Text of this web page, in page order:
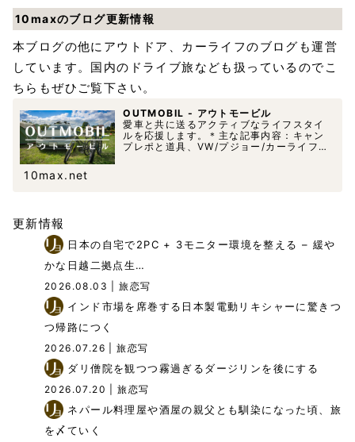
10maxのブログ更新情報
本ブログの他にアウトドア、カーライフのブログも運営
しています。国内のドライブ旅なども扱っているのでこ
ちらもぜひご覧下さい。
OUTMOBIL - アウトモービル
愛車と共に送るアクティブなライフスタイ
ルを応援します。＊主な記事内容：キャン
プレポと道具、VW/プジョー/カーライフ、
10max.net
更新情報
日本の自宅で2PC + 3モニター環境を整える – 緩や
かな日越二拠点生…
2026.08.03 | 旅恋写
インド市場を席巻する日本製電動リキシャーに驚きつ
つ帰路につく
2026.07.26 | 旅恋写
ダリ僧院を観つつ霧過ぎるダージリンを後にする
2026.07.20 | 旅恋写
ネパール料理屋や酒屋の親父とも馴染になった頃、旅
を〆ていく